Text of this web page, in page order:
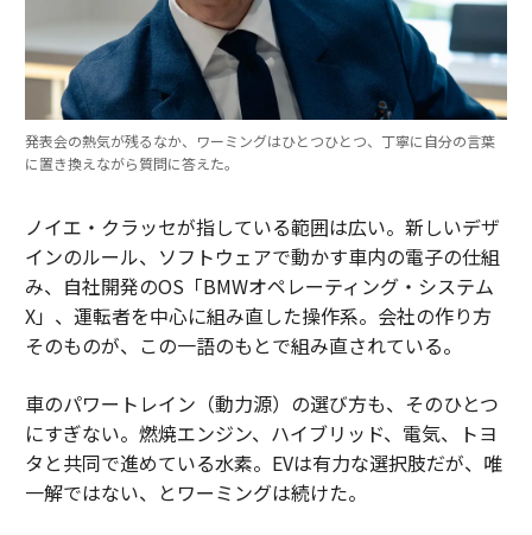
発表会の熱気が残るなか、ワーミングはひとつひとつ、丁寧に自分の言葉
に置き換えながら質問に答えた。
ノイエ・クラッセが指している範囲は広い。新しいデザ
インのルール、ソフトウェアで動かす車内の電子の仕組
み、自社開発のOS「BMWオペレーティング・システム
X」、運転者を中心に組み直した操作系。会社の作り方
そのものが、この一語のもとで組み直されている。
車のパワートレイン（動力源）の選び方も、そのひとつ
にすぎない。燃焼エンジン、ハイブリッド、電気、トヨ
タと共同で進めている水素。EVは有力な選択肢だが、唯
一解ではない、とワーミングは続けた。